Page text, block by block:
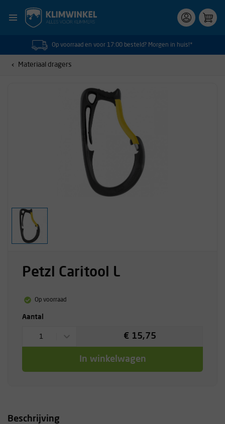
Op voorraad en voor 17:00 besteld? Morgen in huis!*
Materiaal dragers
Petzl Caritool L
Op voorraad
Aantal
1 € 15,75
In winkelwagen
Beschrijving